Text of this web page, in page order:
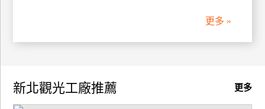
商
品
更多 »
更多
新北觀光工廠推薦